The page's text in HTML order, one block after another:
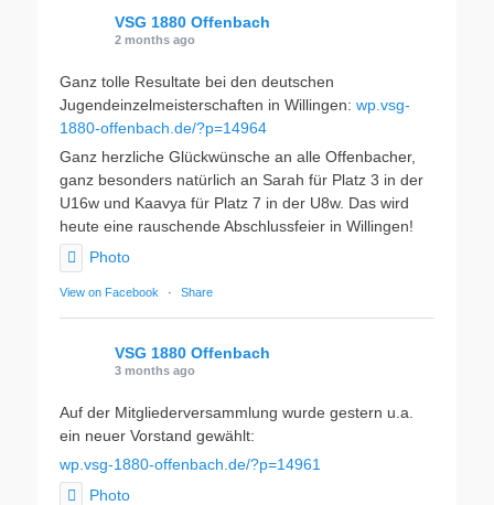
VSG 1880 Offenbach
2 months ago
Ganz tolle Resultate bei den deutschen
Jugendeinzelmeisterschaften in Willingen: wp.vsg-
1880-offenbach.de/?p=14964
Ganz herzliche Glückwünsche an alle Offenbacher,
ganz besonders natürlich an Sarah für Platz 3 in der
U16w und Kaavya für Platz 7 in der U8w. Das wird
heute eine rauschende Abschlussfeier in Willingen!
Photo
View on Facebook · Share
VSG 1880 Offenbach
3 months ago
Auf der Mitgliederversammlung wurde gestern u.a.
ein neuer Vorstand gewählt:
wp.vsg-1880-offenbach.de/?p=14961
Photo